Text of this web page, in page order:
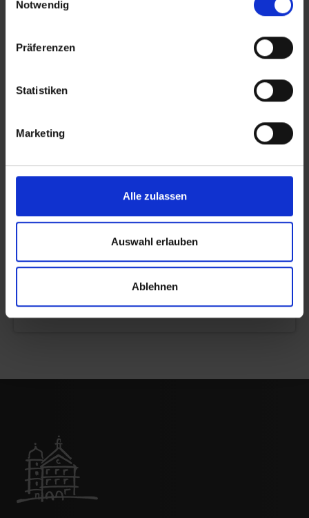
Notwendig
Präferenzen
Statistiken
Marketing
Alle zulassen
Auswahl erlauben
Ablehnen
E-Bike für die Stadtverwaltung
LEBEN&ARBEITEN
Aufzeichnung der hybriden
Bürgerversammlung
Jetzt anschauen